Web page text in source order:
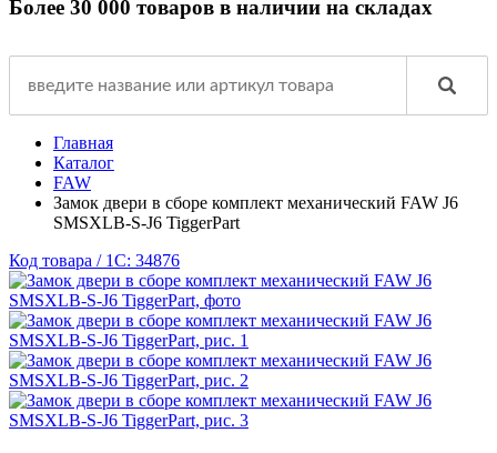
Более 30 000 товаров в наличии на складах
Главная
Каталог
FAW
Замок двери в сборе комплект механический FAW J6
SMSXLB-S-J6 TiggerPart
Код товара / 1C: 34876